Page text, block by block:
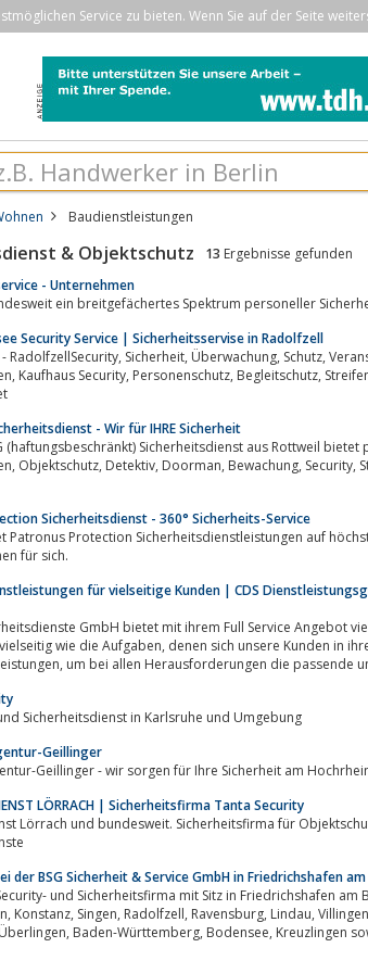
Service zu bieten. Wenn Sie auf der Seite
Baudienstleistungen
& Objektschutz 13 Ergebnisse gefunden
- Unternehmen
ein breitgefächertes Spektrum personeller
Security Service | Sicherheitsservise in Radolfzell
Schutz, Veranstaltungen, Diskothek Security, Bewachung bei
unbewaffnet
- Wir für IHRE Sicherheit
(haftungsbeschränkt) Sicherheitsdienst aus Rottweil
Diskotheken
Sicherheitsdienst - 360° Sicherheits-Service
Patronus Protection Sicherheitsdienstleistungen auf
für sich.
für vielseitige Kunden | CDS
GmbH bietet mit ihrem Full Service Angebot
sich unsere Kunden in ihrem Geschäftsalltag stellen müssen, sind auch
unsere Dienstleistungen, um bei allen Herausforderungen die
Sicherheitsdienst in Karlsruhe und Umgebung
Geillinger
Geillinger - wir sorgen für Ihre Sicherheit am
LÖRRACH | Sicherheitsfirma Tanta Security
und bundesweit. Sicherheitsfirma für Objektschutz, Veranstaltungsschutz,
der BSG Sicherheit & Service GmbH in Friedrichshafen
und Sicherheitsfirma mit Sitz in Friedrichshafen am
Gmünd,
Schwarzwald, Überlingen, Baden-